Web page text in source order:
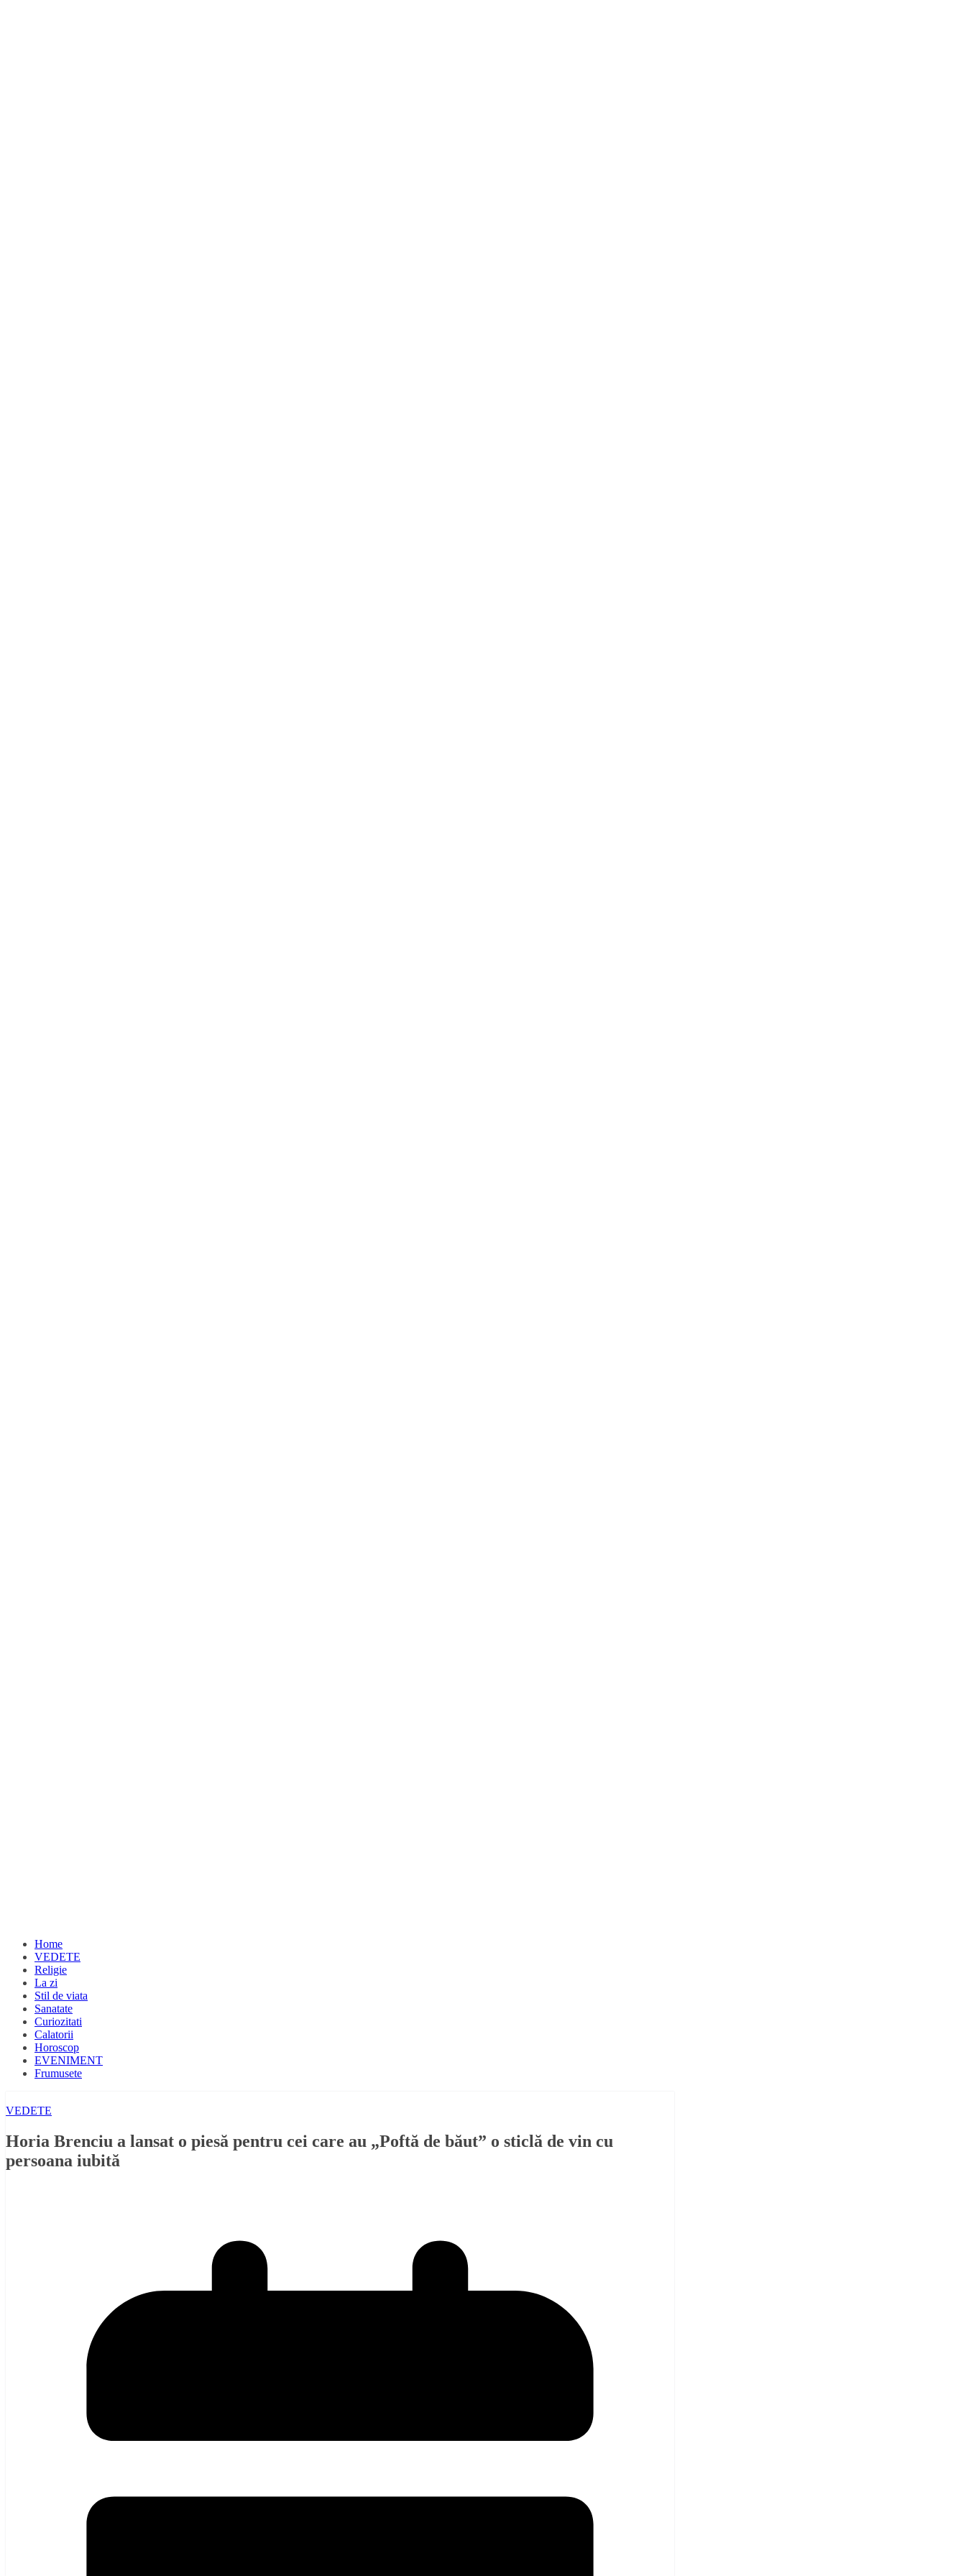
Home
VEDETE
Religie
La zi
Stil de viata
Sanatate
Curiozitati
Calatorii
Horoscop
EVENIMENT
Frumusete
VEDETE
Horia Brenciu a lansat o piesă pentru cei care au „Poftă de băut” o sticlă de vin cu
persoana iubită